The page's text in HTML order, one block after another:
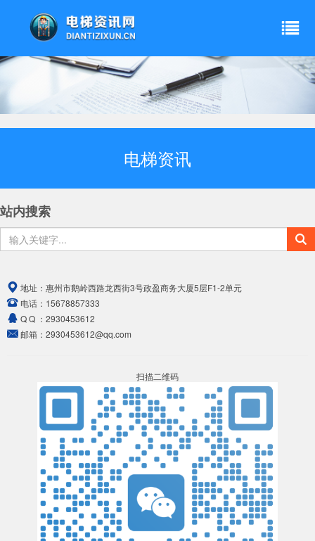
电梯资讯
站内搜索
地址： 惠州市鹅岭西路龙西街3号政盈商务大厦5层F1-2单元
电话： 15678857333
Q Q ： 2930453612
邮箱： 2930453612@qq.com
扫描二维码